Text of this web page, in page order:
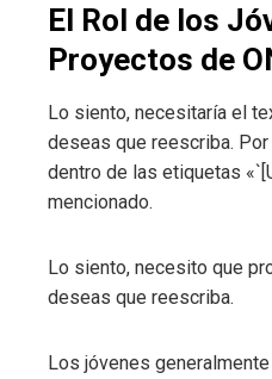
El Rol de los
Proyectos de
Lo siento, necesitaría el
deseas que reescriba.
dentro de las etiquetas
mencionado.
Lo siento, necesito que
deseas que reescriba.
Los jóvenes